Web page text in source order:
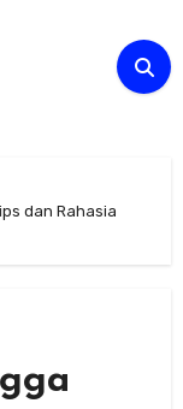
dan Rahasia